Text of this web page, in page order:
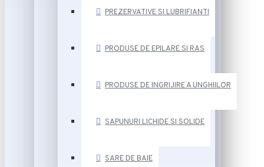
PREZERVATIVE SI LUBRIFIANTI
PRODUSE DE EPILARE SI RAS
PRODUSE DE INGRIJIRE A UNGHIILOR
SAPUNURI LICHIDE SI SOLIDE
SARE DE BAIE